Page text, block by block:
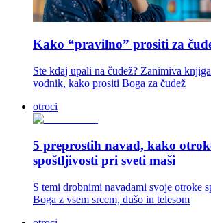
Kako “pravilno” prositi za
Ste kdaj upali na čudež? Zanimiva
vodnik, kako prositi Boga za čudež
otroci
5 preprostih navad, kako
spoštljivosti pri sveti maši
S temi drobnimi navadami svoje otroke
Boga z vsem srcem, dušo in telesom